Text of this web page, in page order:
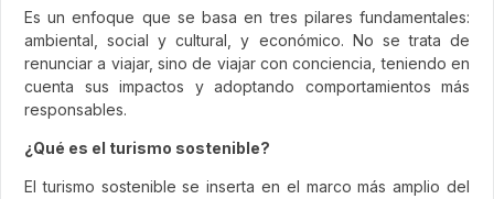
Es un enfoque que se basa en tres pilares fundamentales:
ambiental, social y cultural, y económico. No se trata de
renunciar a viajar, sino de viajar con conciencia, teniendo en
cuenta sus impactos y adoptando comportamientos más
responsables.
¿Qué es el turismo sostenible?
El turismo sostenible se inserta en el marco más amplio del